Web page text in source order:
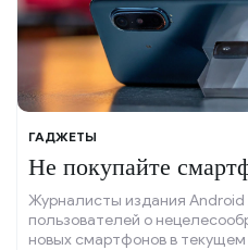
ГАДЖЕТЫ
Не покупайте
Журналисты издания
пользователей о
новых смартфонов в текущем